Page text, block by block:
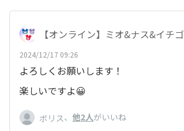
【オンライン】ミオ&ナス&イチゴ
2024/12/17 09:26
よろしくお願いします！
楽しいですよ😀
ボリス、 他2人がいいね